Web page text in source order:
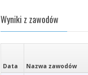
Wyniki z zawodów
Data Nazwa zawodów